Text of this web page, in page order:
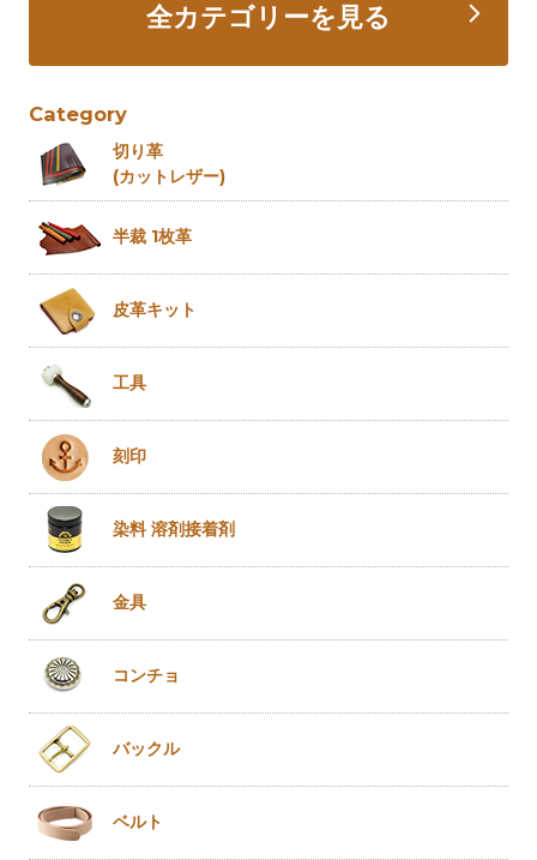
全カテゴリーを見る
Category
切り革
(カットレザー)
半裁 1枚革
皮革キット
工具
刻印
染料 溶剤接着剤
金具
コンチョ
バックル
ベルト